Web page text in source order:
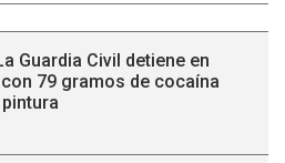
Guardia Civil detiene en
79 gramos de cocaína